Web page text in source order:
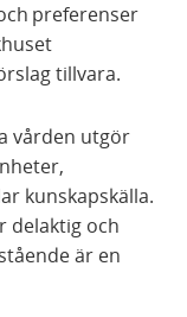
preferenser
tillvara.
vården utgör
kunskapskälla.
delaktig och
är en